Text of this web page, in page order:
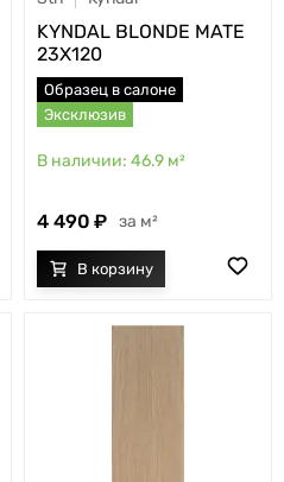
KYNDAL BLONDE MATE
23X120
Образец в салоне
Эксклюзив
46.9 м²
4 490 м²